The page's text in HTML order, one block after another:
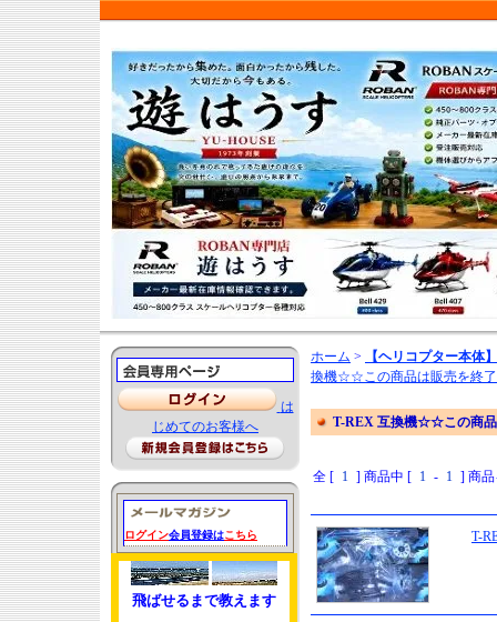
は
じめてのお客様へ
ログイン会員登録はこちら
飛ばせるまで教えます
ホーム >
【ヘリコプター本体
換機☆☆この商品は販売を終
T-REX 互換機☆☆この商
全 [ 1 ] 商品中 [ 1 - 1 ] 商
T-